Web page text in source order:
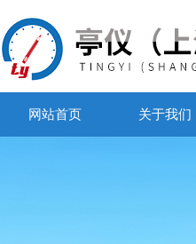
网站首页 关于我们